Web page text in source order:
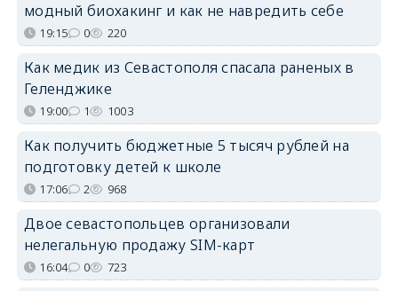
модный биохакинг и как не навредить себе
19:15 0 220
Как медик из Севастополя спасала раненых в
Геленджике
19:00 1 1003
Как получить бюджетные 5 тысяч рублей на
подготовку детей к школе
17:06 2 968
Двое севастопольцев организовали
нелегальную продажу SIM-карт
16:04 0 723